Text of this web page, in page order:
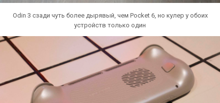
Odin 3 сзади чуть более дырявый, чем Pocket 6, но кулер у обоих
устройств только один